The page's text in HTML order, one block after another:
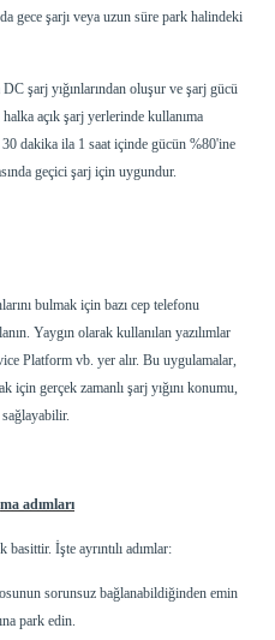
gece şarjı veya uzun süre park halindeki
DC şarj yığınlarından oluşur ve şarj gücü
açık şarj yerlerinde kullanıma
30 dakika ila 1 saat içinde gücün %80'ine
geçici şarj için uygundur.
bulmak için bazı cep telefonu
Yaygın olarak kullanılan yazılımlar
Platform vb. yer alır. Bu uygulamalar,
için gerçek zamanlı şarj yığını konumu,
sağlayabilir.
adımları
basittir. İşte ayrıntılı adımlar:
sorunsuz bağlanabildiğinden emin
park edin.